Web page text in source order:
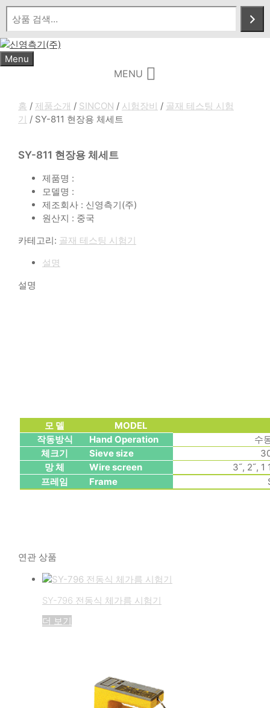
Skip
content
Menu
MENU
홈 / 제품소개 / SINCON / 시험장비 / 골재 테스팅 시험
기 / SY-811 현장용 체세트
SY-811 현장용 체세트
제품명 :
모델명 :
제조회사 : 신영측기(주)
원산지 : 중국
카테고리: 골재 테스팅 시험기
설명
설명
모 델
MODEL
작동방식
Hand Operation
수
체크기
Sieve size
망 체
Wire screen
3˝, 2˝, 1
프레임
Frame
연관 상품
SY-796 전동식 체가름 시험기
더 보기